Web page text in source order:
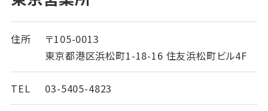
住所
〒105-0013
東京都港区浜松町1-18-16 住友浜松町ビル4F
TEL 03-5405-4823